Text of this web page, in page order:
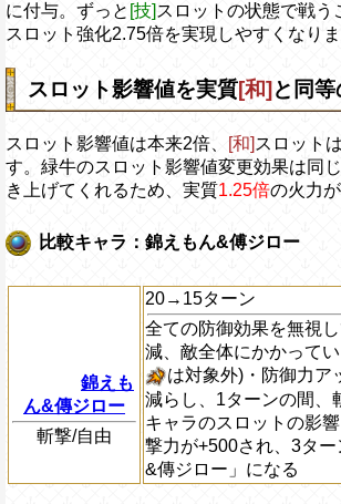
に付与。ずっと [技] スロットの状態で戦う
スロット強化2.75倍を実現しやすくなりま
スロット影響値を実質[和] と同
スロット影響値は本来2倍、 [和] スロット
す。緑牛のスロット影響値変更効果は同
き上げてくれるため、実質1.25倍の火力
比較キャラ：錦えもん&傅ジロー
錦えも
ん&傳ジロー
斬撃/自由
20→15ターン
全ての防御効果を無視
減、敵全体にかかって
は対象外)・防御力ア
減らし、1ターンの間、
キャラのスロットの影
撃力が+500され、3タ
&傳ジロー」になる